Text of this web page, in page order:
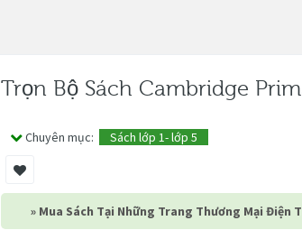
Trọn Bộ Sách Cambridge
Chuyên mục: Sách lớp 1- lớp 5
» Mua Sách Tại Những Trang Thương Mại Điện